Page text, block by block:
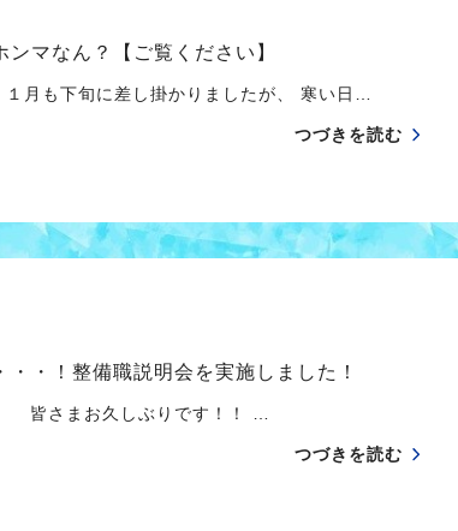
ンマなん？【ご覧ください】
も下旬に差し掛かりましたが、 寒い日…
つづきを読む
・！整備職説明会を実施しました！
さまお久しぶりです！！ …
つづきを読む